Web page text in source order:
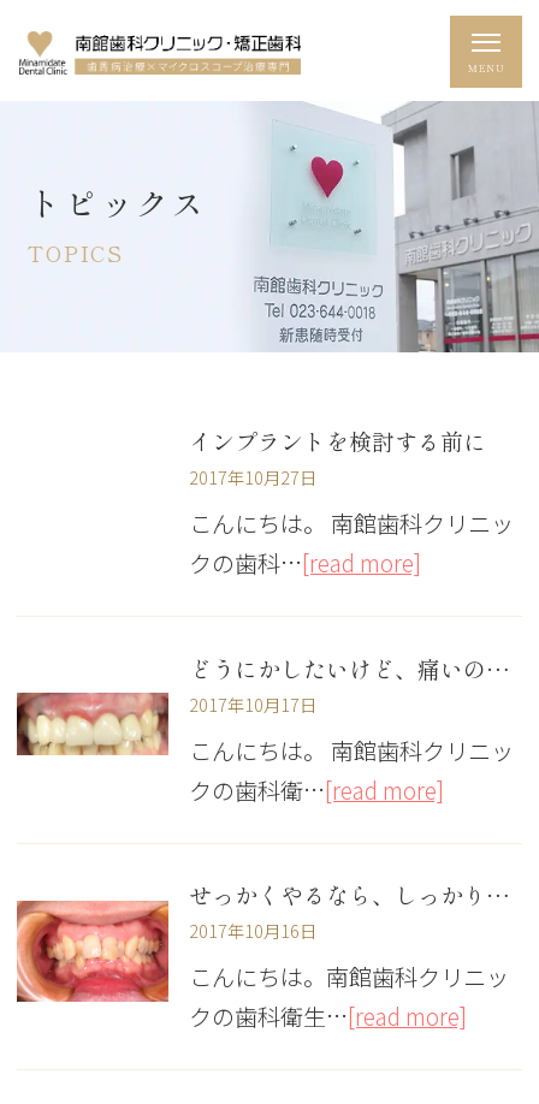
トピックス
TOPICS
インプラントを検討する前に
2017年10月27日
こんにちは。 南館歯科クリニッ
クの歯科…[read more]
どうにかしたいけど、痛いのはイヤ・・・
2017年10月17日
こんにちは。 南館歯科クリニッ
クの歯科衛…[read more]
せっかくやるなら、しっかり治したい
2017年10月16日
こんにちは。南館歯科クリニッ
クの歯科衛生…[read more]